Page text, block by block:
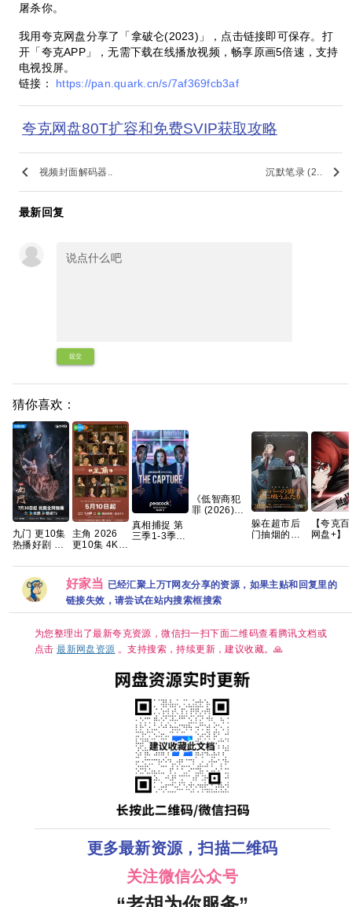
屠杀你。
我用夸克网盘分享了「拿破仑(2023)」，点击链接即可保存。打
开「夸克APP」，无需下载在线播放视频，畅享原画5倍速，支持
电视投屏。
链接： https://pan.quark.cn/s/7af369fcb3af
夸克网盘80T扩容和免费SVIP获取攻略
keyboard_arrow_left 视频封面解码器.. 沉默笔录 (2.. keyboard_arrow_right
最新回复
提交
猜你喜欢：
九门 更10集
热播好剧 4K
百度网盘+】
主角 2026
更10集 4K
真相捕捉 第
三季1-3季
黛·格兰杰 /
帕帕·厄希度]
《低智商犯
罪 (2026)》
躲在超市后
门抽烟的两
【夸克
网盘+】
到了异世
就拿出真
事 开播2
好家当 已经汇聚上万T网友分享的资源，如果主贴和回复里的
链接失效，请尝试在站内搜索框搜索
为您整理出了最新夸克资源，微信扫一扫下面二维码查看腾讯文档或
点击最新网盘资源 。支持搜索，持续更新，建议收藏。🙏
更多最新资源，扫描二维码
关注微信公众号